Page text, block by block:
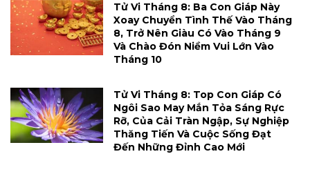
Tử Vi Tháng 8: Ba Con Giáp Này
Xoay Chuyển Tình Thế Vào Tháng
8, Trở Nên Giàu Có Vào Tháng 9
Và Chào Đón Niềm Vui Lớn Vào
Tháng 10
Tử Vi Tháng 8: Top Con Giáp Có
Ngôi Sao May Mắn Tỏa Sáng Rực
Rỡ, Của Cải Tràn Ngập, Sự Nghiệp
Thăng Tiến Và Cuộc Sống Đạt
Đến Những Đỉnh Cao Mới